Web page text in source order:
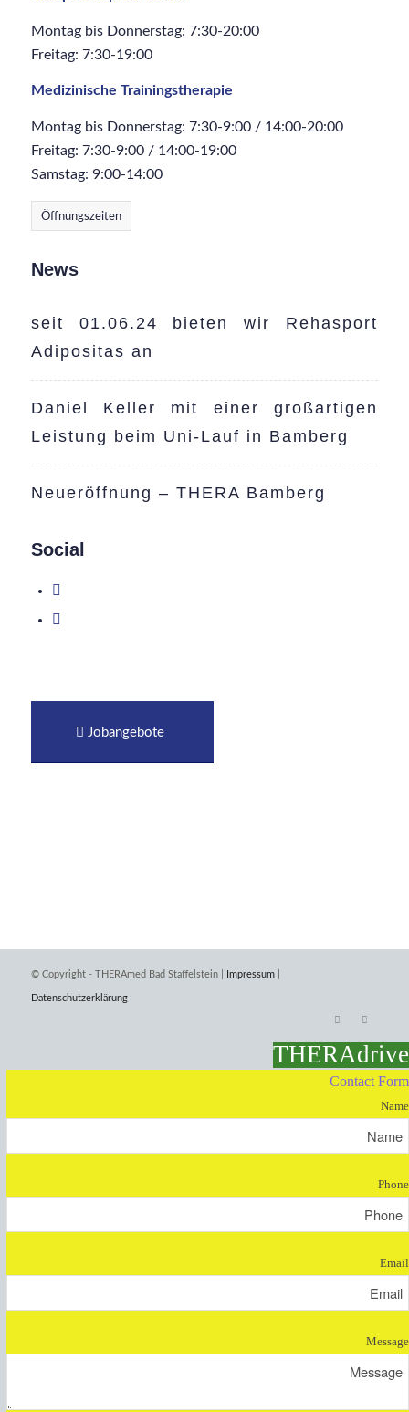
Montag bis Donnerstag: 7:30-20:00
Freitag: 7:30-19:00
Medizinische Trainingstherapie
Montag bis Donnerstag: 7:30-9:00 / 14:00-20:00
Freitag: 7:30-9:00 / 14:00-19:00
Samstag: 9:00-14:00
Öffnungszeiten
News
seit 01.06.24 bieten wir Rehasport
Adipositas an
Daniel Keller mit einer großartigen
Leistung beim Uni-Lauf in Bamberg
Neueröffnung – THERA Bamberg
Social
Jobangebote
© Copyright - THERAmed Bad Staffelstein | Impressum|
Datenschutzerklärung
THERAdrive
Contact Form
Name
Phone
Email
Message